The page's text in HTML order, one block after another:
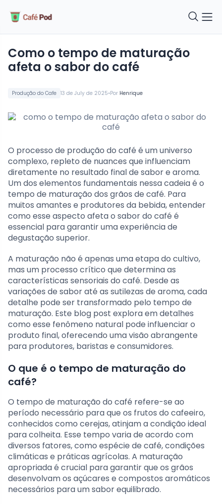
Produção do Cafe 13 de July de 2025•Por Henrique
como o tempo de maturação
afeta o sabor do café
O processo de produção do café é um universo
complexo, repleto de nuances que influenciam
diretamente no resultado final de sabor e aroma.
Um dos elementos fundamentais nessa cadeia é o
tempo de maturação dos grãos de café. Para
muitos amantes e produtores da bebida, entender
como esse aspecto afeta o sabor do café é
essencial para garantir uma experiência de
degustação superior.
A maturação não é apenas uma etapa do cultivo,
mas um processo crítico que determina as
características sensoriais do café. Desde as
variações de sabor até as sutilezas de aroma, cada
detalhe pode ser transformado pelo tempo de
maturação. Este blog post explora em detalhes
como esse fenômeno natural pode influenciar o
produto final, oferecendo uma visão abrangente
para produtores, baristas e consumidores.
O que é o tempo de maturação do
café?
O tempo de maturação do café refere-se ao
período necessário para que os frutos do cafeeiro,
conhecidos como cerejas, atinjam a condição ideal
para colheita. Esse tempo varia de acordo com
diversos fatores, como espécie de café, condições
climáticas e práticas agrícolas. A maturação
apropriada é crucial para garantir que os grãos
desenvolvam os açúcares e compostos aromáticos
necessários para um sabor equilibrado.